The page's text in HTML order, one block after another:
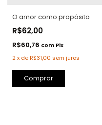
O amor como propósito
R$62,00
R$60,76 com Pix
2x deR$31,00 sem juros